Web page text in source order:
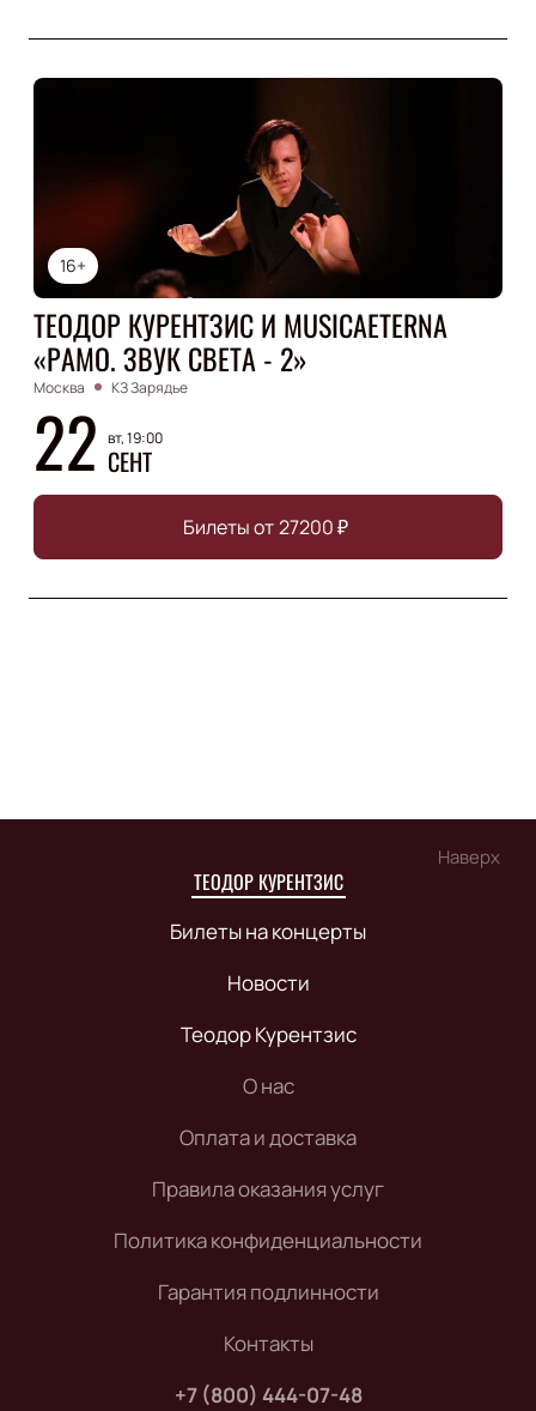
16+
ТЕОДОР КУРЕНТЗИС И MUSICAETERNA
«РАМО. ЗВУК СВЕТА - 2»
Москва КЗ Зарядье
22 вт, 19:00
СЕНТ
Билеты от27200₽
Наверх
ТЕОДОР КУРЕНТЗИС
Билеты на концерты
Новости
Теодор Курентзис
О нас
Оплата и доставка
Правила оказания услуг
Политика конфиденциальности
Гарантия подлинности
Контакты
+7 (800) 444-07-48